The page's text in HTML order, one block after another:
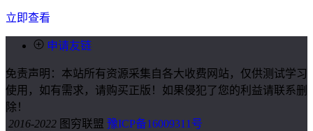
立即查看
申请友链
免责声明：本站所有资源采集自各大收费网站，仅供测试学习
使用，如有需求，请购买正版！如果侵犯了您的利益请联系删
除！
2016-2022 图穷联盟 豫ICP备16009311号